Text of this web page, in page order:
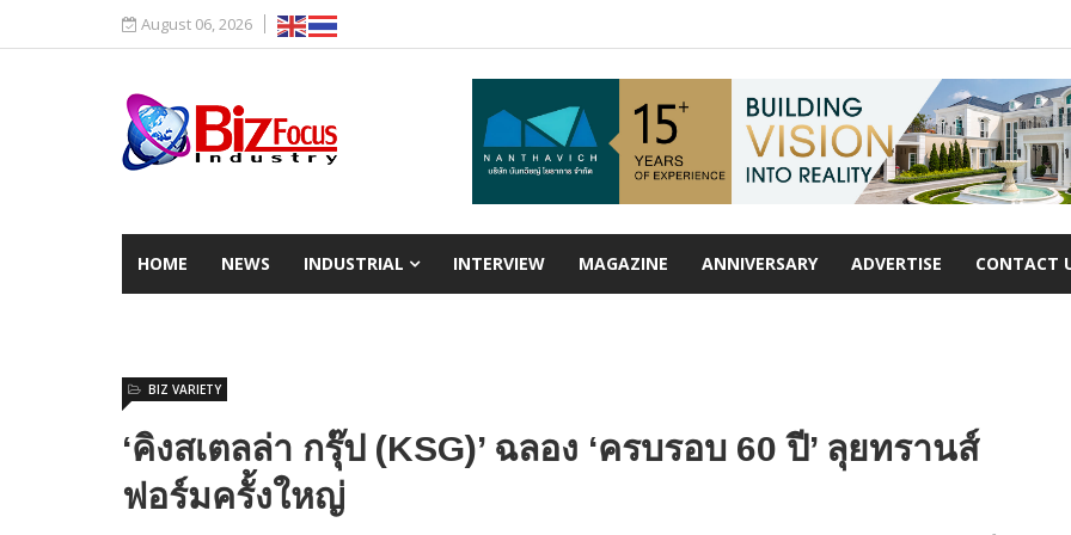
August 06, 2026
HOME NEWS INDUSTRIAL INTERVIEW MAGAZINE ANNIVERSARY ADVERTISE CONTACT
‘คิงสเตลล่า กรุ๊ป (KSG)’ ฉลอง ‘ครบรอบ 60 ปี’ ลุยทรานส์
ฟอร์มครั้งใหญ่
BIZ VARIETY